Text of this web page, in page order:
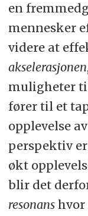
en
mennesker
videre at
akselerasjonen
muligheter
fører til et
opplevelse
perspektiv
økt
blir det
resonanshvor